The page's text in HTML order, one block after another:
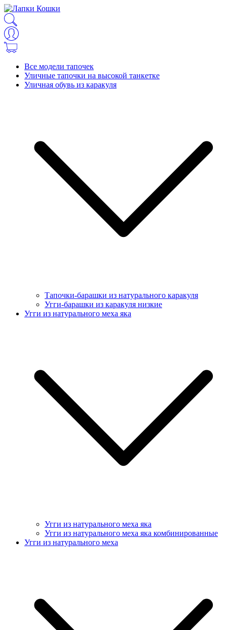
Все модели тапочек
Уличные тапочки на высокой танкетке
Уличная обувь из каракуля
Тапочки-барашки из натурального каракуля
Угги-барашки из каракуля низкие
Угги из натурального меха яка
Угги из натурального меха яка
Угги из натурального меха яка комбинированные
Угги из натурального меха